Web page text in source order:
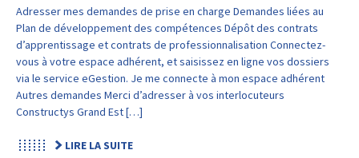
Adresser mes demandes de prise en charge Demandes liées au
Plan de développement des compétences Dépôt des contrats
d’apprentissage et contrats de professionnalisation Connectez-
vous à votre espace adhérent, et saisissez en ligne vos dossiers
via le service eGestion. Je me connecte à mon espace adhérent
Autres demandes Merci d’adresser à vos interlocuteurs
Constructys Grand Est […]
LIRE LA SUITE